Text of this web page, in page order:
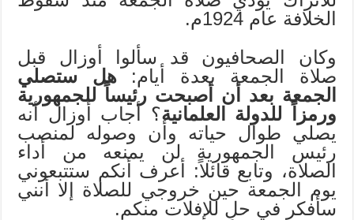
الخلافة عام 1924م.
وكان الصحافيون قد سألوا أوزال قبل
صلاة الجمعة بعدة أيام:هل ستصلي
الجمعة بعد أن أصبحت رئيساً للجمهورية
ورمزاً للدولة العلمانية؟ أجاب أوزال أنه
يصلي طوال حياته وأن وصوله لمنصب
رئيس الجمهورية لن يمنعه من أداء
الصلاة، وتابع قائلاً: أعرف أنكم ستتبعوني
يوم الجمعة حين خروجي للصلاة إلا أنني
سأفكر في حلٍ للإفلات منكم.